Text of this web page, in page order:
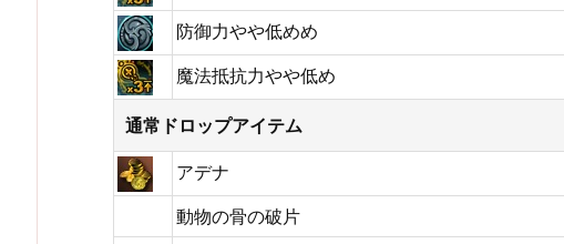
防御力やや低めめ
魔法抵抗力やや低め
通常ドロップアイテム
アデナ
動物の骨の破片